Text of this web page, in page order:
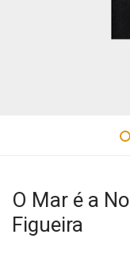
O Mar é a
Figueira